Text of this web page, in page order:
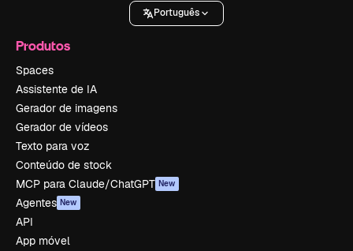
Português
Produtos
Spaces
Assistente de IA
Gerador de imagens
Gerador de vídeos
Texto para voz
Conteúdo de stock
MCP para Claude/ChatGPT New
Agentes New
API
App móvel